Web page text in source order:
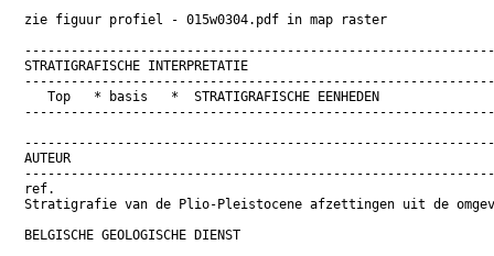
zie figuur profiel - 015w0304.pdf in map raster
STRATIGRAFISCHE INTERPRETATIE
   Top   * basis   *  STRATIGRAFISCHE EENHEDEN
AUTEUR
ref.
Stratigrafie van de Plio-Pleistocene afzettingen uit de
BELGISCHE GEOLOGISCHE DIENST